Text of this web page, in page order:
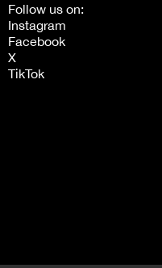
Follow us on:
Instagram
Facebook
X
TikTok